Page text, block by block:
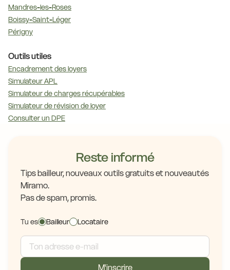
Mandres-les-Roses
Boissy-Saint-Léger
Périgny
Outils utiles
Encadrement des loyers
Simulateur APL
Simulateur de charges récupérables
Simulateur de révision de loyer
Consulter un DPE
Reste informé
Tips bailleur, nouveaux outils gratuits et nouveautés
Miramo.
Pas de spam, promis.
Tu es Bailleur Locataire
M'inscrire